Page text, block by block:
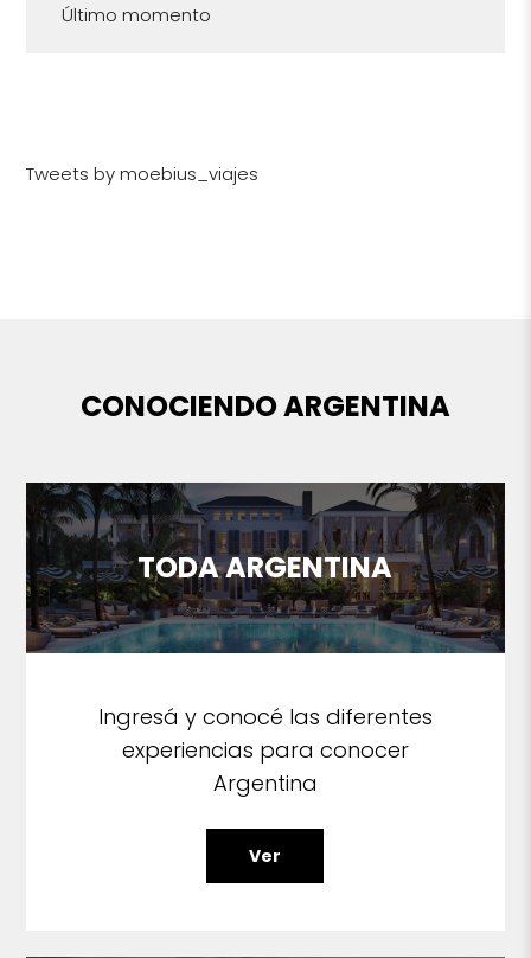
Último momento
Tweets by moebius_viajes
CONOCIENDO ARGENTINA
TODA ARGENTINA
Ingresá y conocé las diferentes
experiencias para conocer
Argentina
Ver